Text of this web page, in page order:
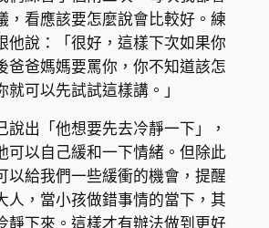
，看應該要怎麼說會比較好。練
他說：「很好，這樣下次如果你
爸爸媽媽要罵你，你不知道該怎
就可以先試試這樣講。」
說出「他想要先去冷靜一下」，
可以自己緩和一下情緒。但除此
以給我們一些緩衝的機會，提醒
人，當小孩做錯事情的當下，其
靜下來。這樣才有辦法做到更好